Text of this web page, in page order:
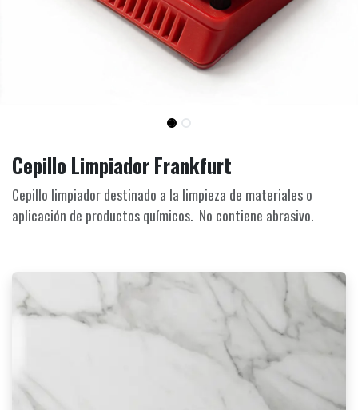
Cepillo Limpiador Frankfurt
Cepillo limpiador destinado a la limpieza de materiales o
aplicación de productos químicos. No contiene abrasivo.